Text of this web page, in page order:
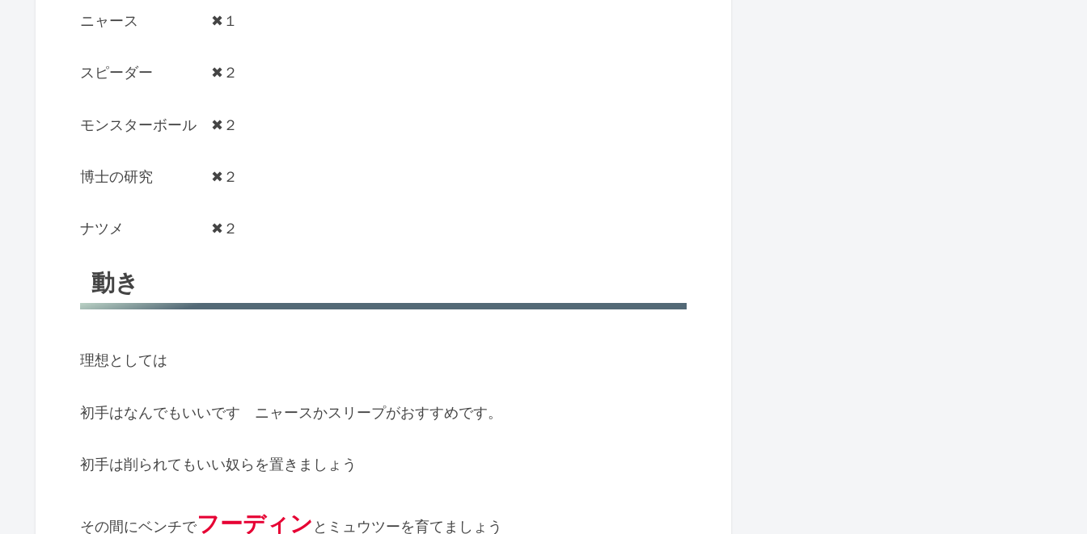
ニャース ✖︎１
スピーダー ✖︎２
モンスターボール ✖︎２
博士の研究 ✖︎２
ナツメ ✖︎２
動き
理想としては
初手はなんでもいいです ニャースかスリープがおすすめです。
初手は削られてもいい奴らを置きましょう
その間にベンチでフーディン とミュウツーを育てましょう